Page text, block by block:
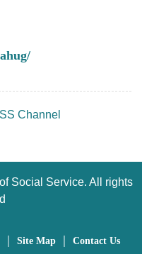
Channel
Social Service. All rights
Site Map Contact Us